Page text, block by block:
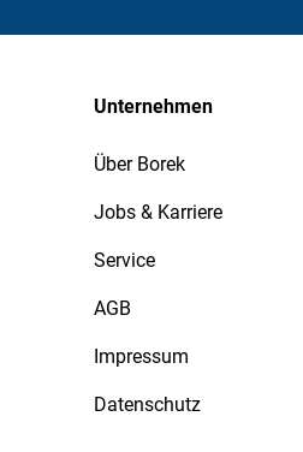
Unternehmen
Über Borek
Jobs & Karriere
Service
AGB
Impressum
Datenschutz